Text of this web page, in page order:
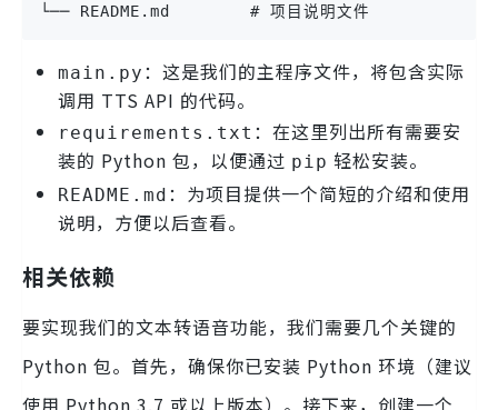
└── README.md        # 项目说明文件
main.py ：这是我们的主程序文件，将包含实际
调用 TTS API 的代码。
requirements.txt ：在这里列出所有需要安
装的 Python 包，以便通过 pip 轻松安装。
README.md ：为项目提供一个简短的介绍和使用
说明，方便以后查看。
相关依赖
要实现我们的文本转语音功能，我们需要几个关键的
Python 包。首先，确保你已安装 Python 环境（建议
使用 Python 3.7 或以上版本）。接下来，创建一个